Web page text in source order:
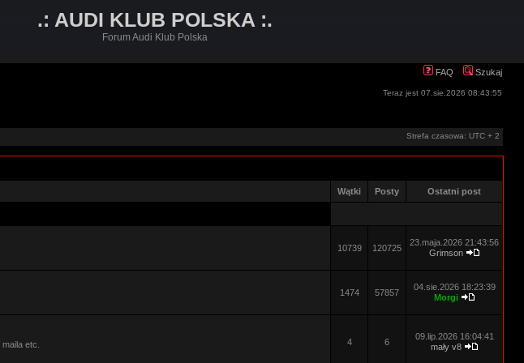
.: AUDI KLUB POLSKA :.
Forum Audi Klub Polska
FAQ Szukaj
Teraz jest 07.sie.2026 08:43:55
Strefa czasowa: UTC + 2
Wątki Posty Ostatni post
10739 120725
23.maja.2026 21:43:56
Grimson
1474 57857
04.sie.2026 18:23:39
Morgi
etc.
4 6
09.lip.2026 16:04:41
mały v8